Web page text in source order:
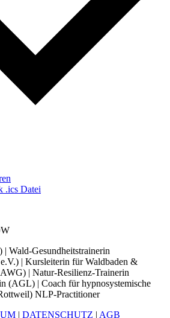
.ics Datei
Wald-Gesundheitstrainerin
| Kursleiterin für Waldbaden &
| Natur-Resilienz-Trainerin
(AGL) | Coach für hypnosystemische
NLP-Practitioner
| DATENSCHUTZ | AGB